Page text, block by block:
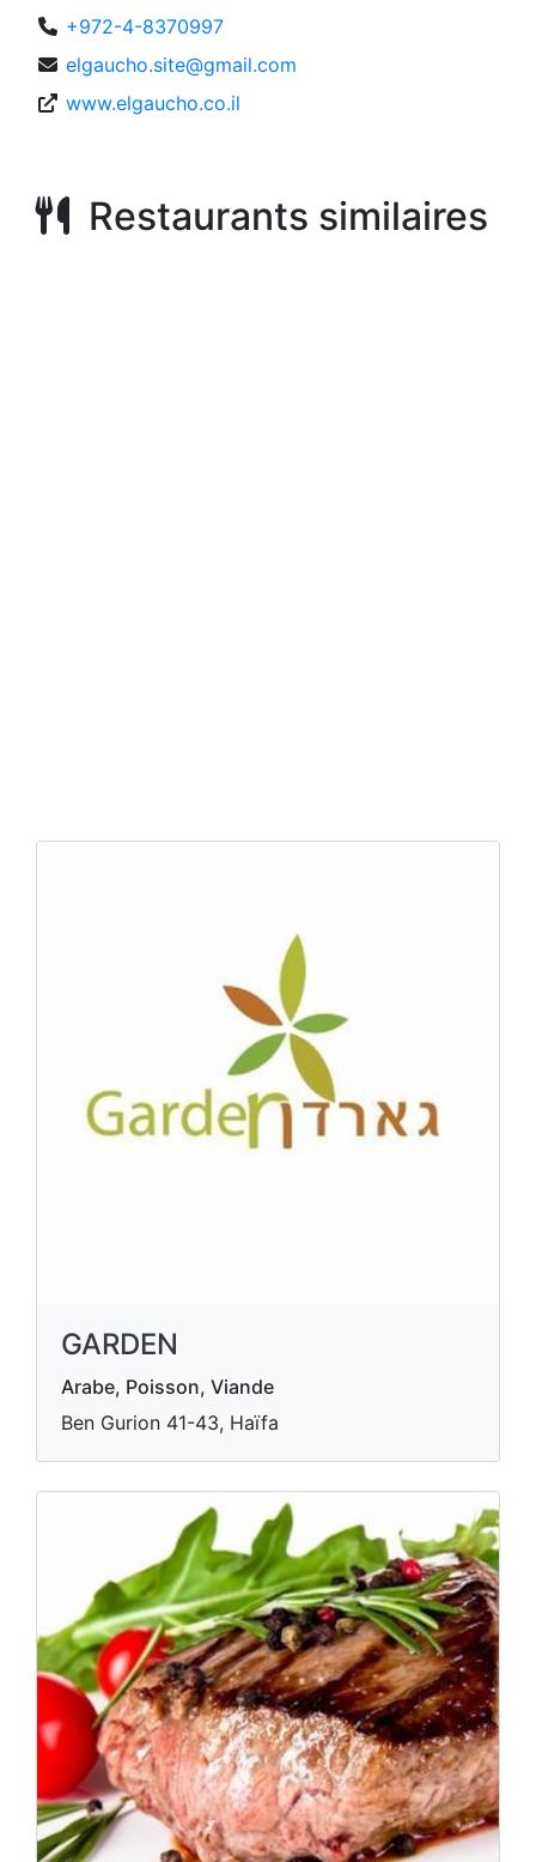
+972-4-8370997
elgaucho.site@gmail.com
www.elgaucho.co.il
Restaurants similaires
GARDEN
Arabe, Poisson, Viande
Ben Gurion 41-43, Haïfa